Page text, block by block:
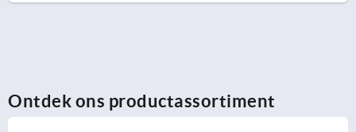
Ontdek ons productassortiment